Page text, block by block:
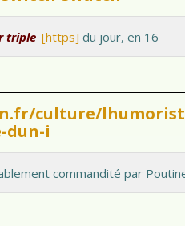
triple [https] du jour, en 16
culture/
dun-i
commandité par